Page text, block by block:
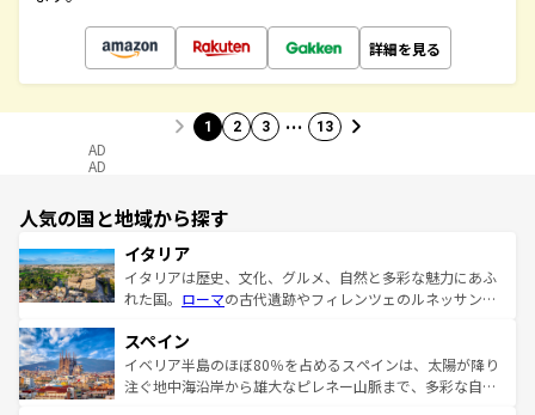
詳細を見る
1 2 3 … 13
AD
AD
人気の国と地域から探す
イタリア
イタリアは歴史、文化、グルメ、自然と多彩な魅力にあふ
れた国。 ローマの古代遺跡やフィレンツェのルネッサンス
ろん、トスカーナの美しい田園風景やアマルフィ海岸の絶
景など、自然景観も見逃せない。観光の合間には、本場の
ピザやパスタなど、絶品のイタリア料理を堪能することも
スペイン
イベリア半島のほぼ80％を占めるスペインは、太陽が降り
注ぐ地中海沿岸から雄大なピレネー山脈まで、多彩な自然